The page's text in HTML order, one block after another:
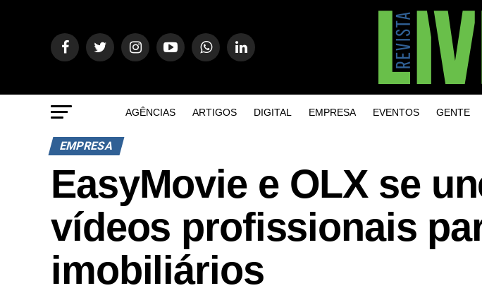
AGÊNCIAS ARTIGOS DIGITAL EMPRESA EVENTOS GENTE
EMPRESA
EasyMovie e OLX se
vídeos profissionais
imobiliários